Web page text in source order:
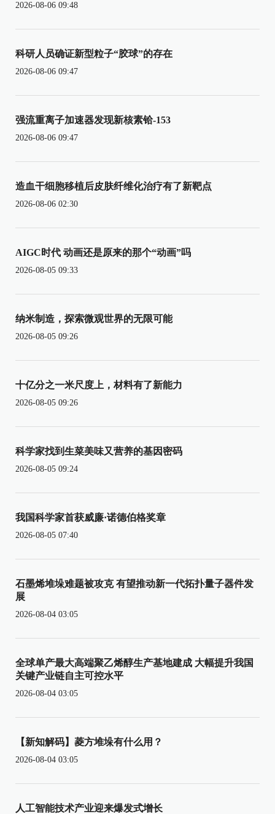
2026-08-06 09:48
科研人员确证新型粒子“胶球”的存在
2026-08-06 09:47
强流重离子加速器发现新核素铪-153
2026-08-06 09:47
造血干细胞移植后皮肤纤维化治疗有了新靶点
2026-08-06 02:30
AIGC时代 动画还是原来的那个“动画”吗
2026-08-05 09:33
纳米制造，探索微观世界的无限可能
2026-08-05 09:26
十亿分之一米尺度上，材料有了新能力
2026-08-05 09:26
科学家找到生菜美味又营养的基因密码
2026-08-05 09:24
我国科学家首获威廉·诺德伯格奖章
2026-08-05 07:40
石墨烯堆垛难题被攻克 有望推动新一代拓扑量子器件发
展
2026-08-04 03:05
全球单产最大高端聚乙烯醇生产基地建成 大幅提升我国
关键产业链自主可控水平
2026-08-04 03:05
【新知解码】菱方堆垛有什么用？
2026-08-04 03:05
人工智能技术产业迎来爆发式增长